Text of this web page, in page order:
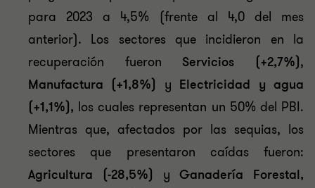
para 2023 a 4,5% (frente al 4,0 del mes
anterior). Los sectores que incidieron en la
recuperación fueron Servicios (+2,7%),
Manufactura (+1,8%) y Electricidad y agua
(+1,1%), los cuales representan un 50% del PBI.
Mientras que, afectados por las sequias, los
sectores que presentaron caídas fueron:
Agricultura (-28,5%) yGanadería Forestal,